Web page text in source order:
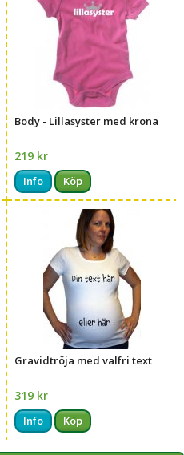
Body - Lillasyster med krona
219 kr
Info Köp
Gravidtröja med valfri text
319 kr
Info Köp